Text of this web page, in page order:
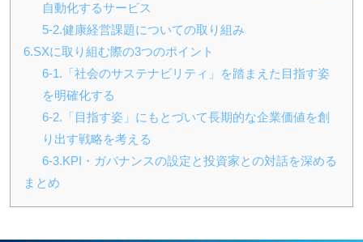
自動化するサービス
5-2.健康経営課題についての取り組み
6.SXに取り組む際の3つのポイント
6-1.「社会のサステナビリティ」を踏まえた目指す姿
を明確化する
6-2.「目指す姿」にもとづいて長期的な企業価値を創
り出す戦略を考える
6-3.KPI・ガバナンスの設定と投資家との対話を深める
まとめ